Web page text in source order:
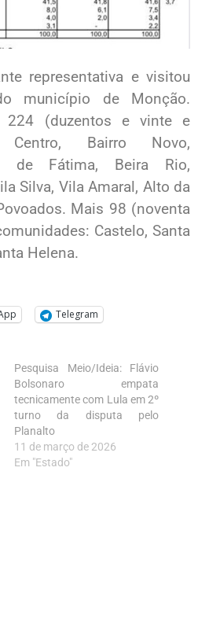
representativa e visitou
município de Monção.
224 (duzentos e vinte e
Centro, Bairro Novo,
de Fátima, Beira Rio,
Silva, Vila Amaral, Alto da
Mais 98 (noventa
Castelo, Santa
Helena.
Telegram
Pesquisa Meio/Ideia: Flávio
Bolsonaro empata
tecnicamente com Lula em 2º
turno da disputa pelo
Planalto
11 de março de 2026
Em "Estado"